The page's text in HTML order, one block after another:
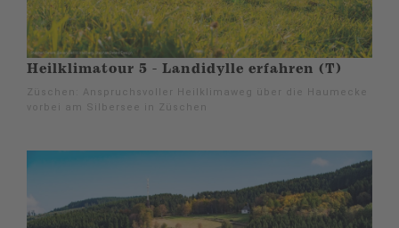
Heilklimatour 5 - Landidylle erfahren (T)
Züschen: Anspruchsvoller Heilklimaweg über die Haumecke
vorbei am Silbersee in Züschen